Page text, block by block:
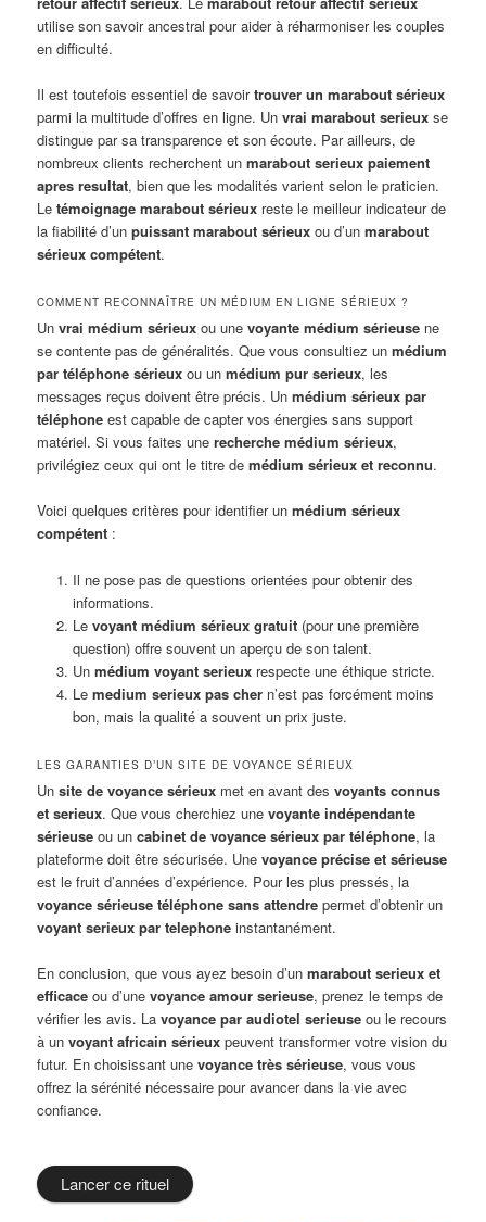
utilise son savoir ancestral pour aider à réharmoniser les couples
en difficulté.
Il est toutefois essentiel de savoirtrouver un marabout sérieux
parmi la multitude d’offres en ligne. Unvrai marabout serieux se
distingue par sa transparence et son écoute. Par ailleurs, de
nombreux clients recherchent unmarabout serieux paiement
apres resultat, bien que les modalités varient selon le praticien.
Letémoignage marabout sérieux reste le meilleur indicateur de
la fiabilité d’unpuissant marabout sérieux ou d’unmarabout
sérieux compétent.
COMMENT RECONNAÎTRE UN MÉDIUM EN LIGNE SÉRIEUX ?
Unvrai médium sérieux ou unevoyante médium sérieuse ne
se contente pas de généralités. Que vous consultiez unmédium
par téléphone sérieux ou unmédium pur serieux, les
messages reçus doivent être précis. Unmédium sérieux par
téléphone est capable de capter vos énergies sans support
matériel. Si vous faites unerecherche médium sérieux,
privilégiez ceux qui ont le titre demédium sérieux et reconnu.
Voici quelques critères pour identifier unmédium sérieux
compétent :
Il ne pose pas de questions orientées pour obtenir des
informations.
Le voyant médium sérieux gratuit(pour une première
question) offre souvent un aperçu de son talent.
Un médium voyant serieuxrespecte une éthique stricte.
Le medium serieux pas chern’est pas forcément moins
bon, mais la qualité a souvent un prix juste.
LES GARANTIES D’UN SITE DE VOYANCE SÉRIEUX
Unsite de voyance sérieux met en avant desvoyants connus
et serieux. Que vous cherchiez unevoyante indépendante
sérieuse ou uncabinet de voyance sérieux par téléphone, la
plateforme doit être sécurisée. Unevoyance précise et sérieuse
est le fruit d’années d’expérience. Pour les plus pressés, la
voyance sérieuse téléphone sans attendre permet d’obtenir un
voyant serieux par telephone instantanément.
En conclusion, que vous ayez besoin d’unmarabout serieux et
efficace ou d’unevoyance amour serieuse, prenez le temps de
vérifier les avis. Lavoyance par audiotel serieuse ou le recours
à unvoyant africain sérieux peuvent transformer votre vision du
futur. En choisissant unevoyance très sérieuse, vous vous
offrez la sérénité nécessaire pour avancer dans la vie avec
confiance.
Lancer ce rituel